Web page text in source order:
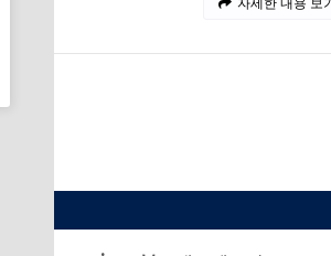
자세한 내용 보기